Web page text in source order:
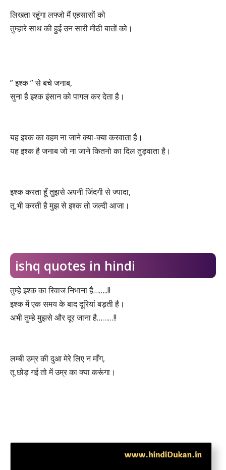
लिखता रहूंगा लफ्जो मैं एहसासों को
तुम्हारे साथ की हुई उन सारी मीठी बातों को।
” इश्क ” से बचे जनाब,
सुना है इश्क इंसान को पागल कर देता है।
यह इश्क का वहम ना जाने क्या-क्या करवाता है।
यह इश्क है जनाब जो ना जाने कितनो का दिल तुड़वाता है।
इश्क करता हूँ तुझसे अपनी जिंदगी से ज्यादा,
तू भी करती है मुझ से इश्क तो जल्दी आजा।
ishq quotes in hindi
तुम्हे इश्क का रिवाज निभाना है……..!!
इश्क में एक समय के बाद दूरियां बड़ती है।
अभी तुम्हे मुझसे और दूर जाना है………!!
लम्बी उम्र की दुआ मेरे लिए न माँग,
तू छोड़ गई तो में उम्र का क्या करूंगा।